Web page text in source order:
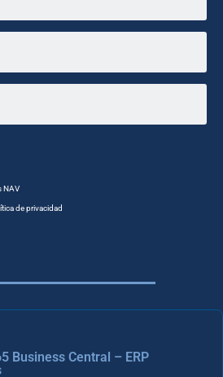
NAV
de privacidad
Business Central – ERP